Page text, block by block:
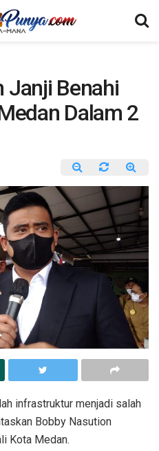
Janji Benahi
Dalam 2
infrastruktur menjadi salah
Bobby Nasution
Kota Medan.